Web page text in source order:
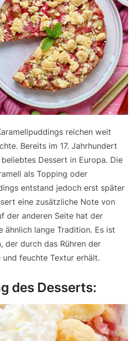
reichen weit
Bereits im 17. Jahrhundert
Dessert in Europa. Die
als Topping oder
entstand jedoch erst später
eine zusätzliche Note von
der anderen Seite hat der
ähnlich lange Tradition. Es ist
der durch das Rühren der
feuchte Textur erhält.
des Desserts: